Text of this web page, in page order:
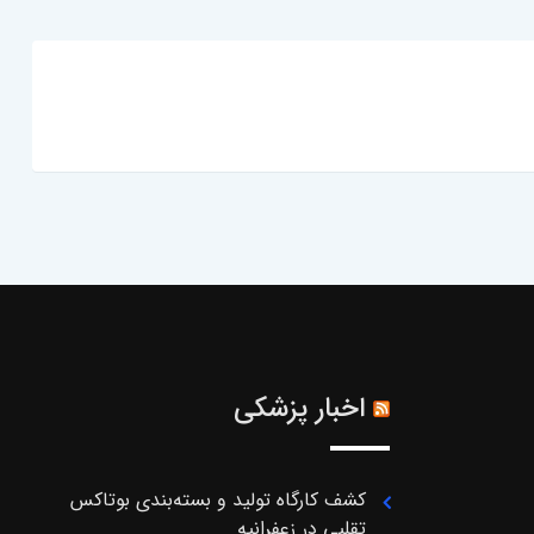
اخبار پزشکی
کشف کارگاه تولید و بسته‌بندی بوتاکس
تقلبی در زعفرانیه